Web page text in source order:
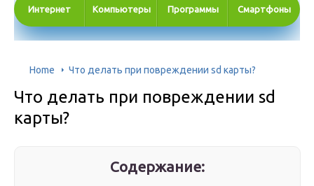
Интернет Компьютеры Программы Смартфоны
Home Что делать при повреждении sd карты?
Что делать при повреждении sd
карты?
Содержание: